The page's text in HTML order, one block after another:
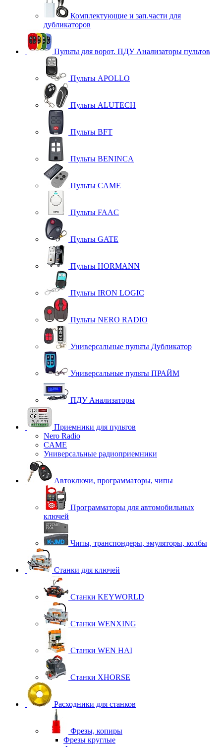
Комплектующие и зап.части для
дубликаторов
Пульты для ворот. ПДУ Анализаторы пультов
Пульты APOLLO
Пульты ALUTECH
Пульты BFT
Пульты BENINCA
Пульты CAME
Пульты FAAC
Пульты GATE
Пульты HORMANN
Пульты IRON LOGIC
Пульты NERO RADIO
Универсальные пульты Дубликатор
Универсальные пульты ПРАЙМ
ПДУ Анализаторы
Приемники для пультов
Nero Radio
CAME
Универсальные радиоприемники
Автоключи, программаторы, чипы
Программаторы для автомобильных
ключей
Чипы, транспондеры, эмуляторы, колбы
Станки для ключей
Станки KEYWORLD
Станки WENXING
Станки WEN HAI
Станки XHORSE
Расходники для станков
Фрезы, копиры
Фрезы круглые